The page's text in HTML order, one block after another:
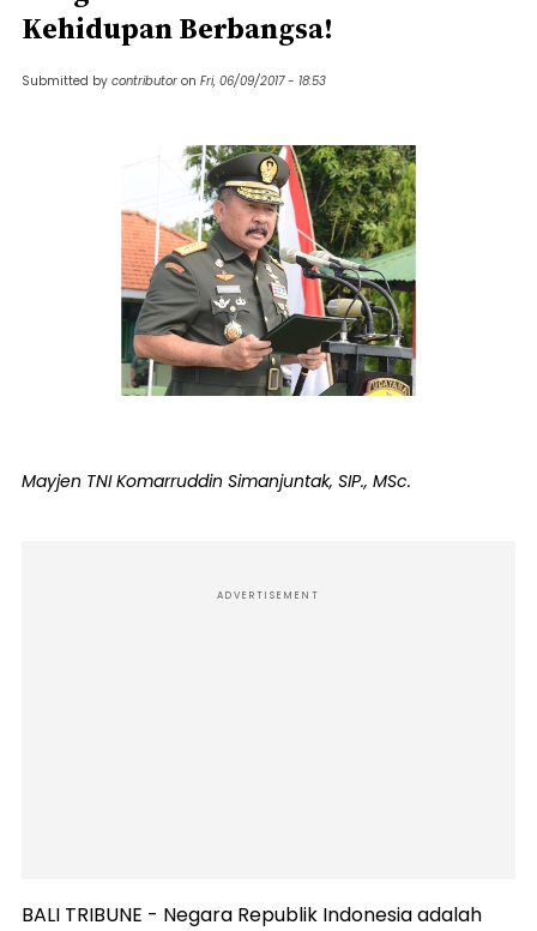
Kehidupan Berbangsa!
Submitted by contributor on Fri, 06/09/2017 - 18:53
Mayjen TNI Komarruddin Simanjuntak, SIP., MSc.
ADVERTISEMENT
BALI TRIBUNE - Negara Republik Indonesia adalah